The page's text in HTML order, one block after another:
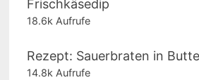
Frischkäsedip
18.6k Aufrufe
Rezept: Sauerbraten in
14.8k Aufrufe